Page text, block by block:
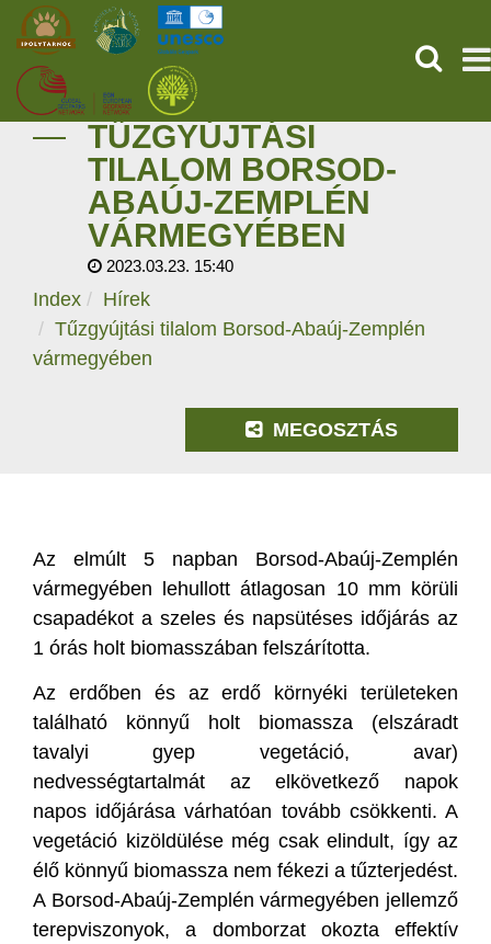
KEZDŐOLDAL
ŐSVILÁGI POMPEJI
SZOLGÁLTATÁSOK
HÍREK
TŰZGYÚJTÁSI
TILALOM BORSOD-
ABAÚJ-ZEMPLÉN
VÁRMEGYÉBEN
2023.03.23. 15:40
Index
Hírek
Tűzgyújtási tilalom Borsod-Abaúj-Zemplén
vármegyében
MEGOSZTÁS
Az elmúlt 5 napban Borsod-Abaúj-Zemplén
vármegyében lehullott átlagosan 10 mm körüli
csapadékot a szeles és napsütéses időjárás az
1 órás holt biomasszában felszárította.
Az erdőben és az erdő környéki területeken
található könnyű holt biomassza (elszáradt
tavalyi gyep vegetáció, avar)
nedvességtartalmát az elkövetkező napok
napos időjárása várhatóan tovább csökkenti. A
vegetáció kizöldülése még csak elindult, így az
élő könnyű biomassza nem fékezi a tűzterjedést.
A Borsod-Abaúj-Zemplén vármegyében jellemző
terepviszonyok, a domborzat okozta effektív